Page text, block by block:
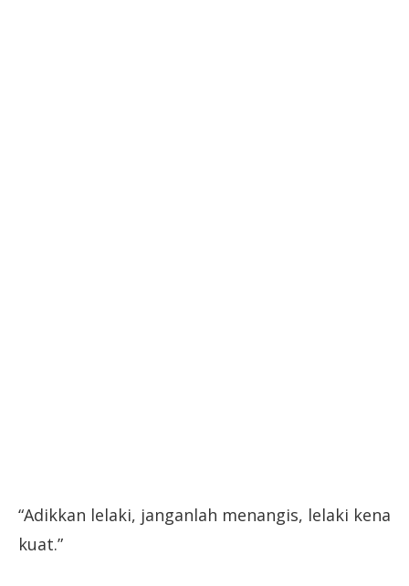
“Adikkan lelaki, janganlah menangis, lelaki kena
kuat.”